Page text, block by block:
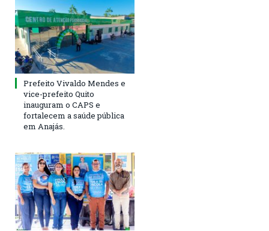
Prefeito Vivaldo Mendes e
vice-prefeito Quito
inauguram o CAPS e
fortalecem a saúde pública
em Anajás.